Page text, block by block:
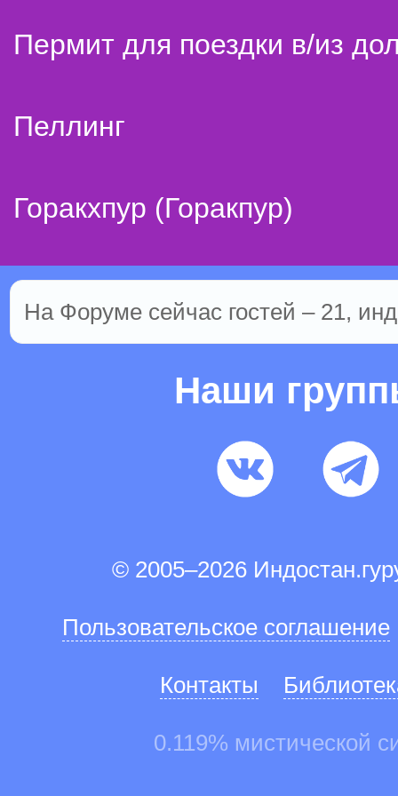
Пермит для поездки в/из
Пеллинг
Горакхпур (Горакпур)
На Форуме сейчас гостей – 21,
Наши
© 2005–2026
Пользовательское соглашение
Контакты
0.119% мистической